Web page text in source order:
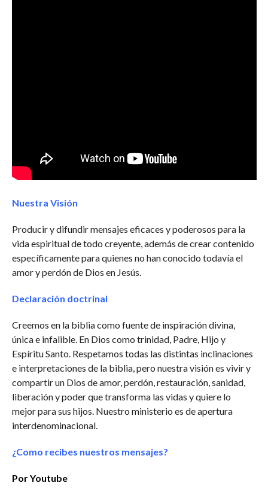
Nuestra Visión
Producir y difundir mensajes eficaces y poderosos para la
vida espiritual de todo creyente, además de crear contenido
específicamente para quienes no han conocido todavía el
amor y perdón de Dios en Jesús.
Declaración doctrinal
Creemos en la biblia como fuente de inspiración divina,
única e infalible. En Dios como trinidad, Padre, Hijo y
Espíritu Santo. Respetamos todas las distintas inclinaciones
e interpretaciones de la biblia, pero nuestra visión es vivir y
compartir un Dios de amor, perdón, restauración, sanidad,
liberación y poder que transforma las vidas y quiere lo
mejor para sus hijos. Nuestro ministerio es de apertura
interdenominacional.
¿Como recibes nuestros mensajes?
Por Youtube